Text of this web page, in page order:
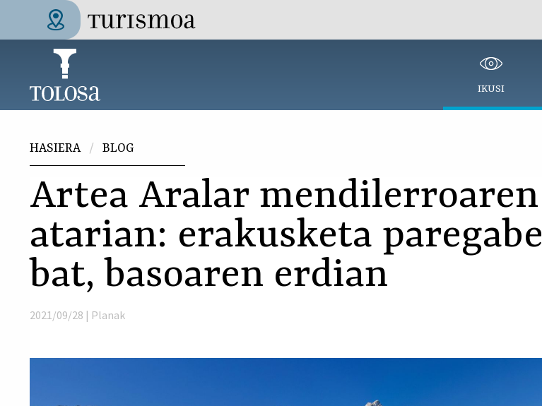
Skip to main content
Tolosa Turismoa
IKUSI
HASIERA BLOG
Artea Aralar mendilerroaren
atarian: erakusketa paregabe
bat, basoaren erdian
2021/09/28 | Planak